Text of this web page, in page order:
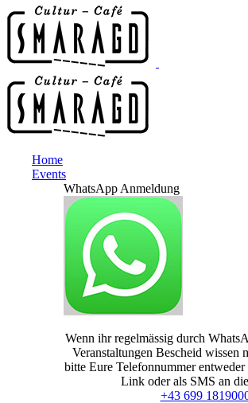
Home
Events
WhatsApp Anmeldung
Wenn ihr regelmässig durch
Veranstaltungen Bescheid wissen
bitte Eure Telefonnummer
Link oder als SMS an
+43 699